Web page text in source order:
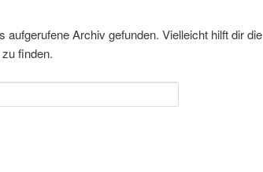
aufgerufene Archiv gefunden. Vielleicht hilft dir die
finden.